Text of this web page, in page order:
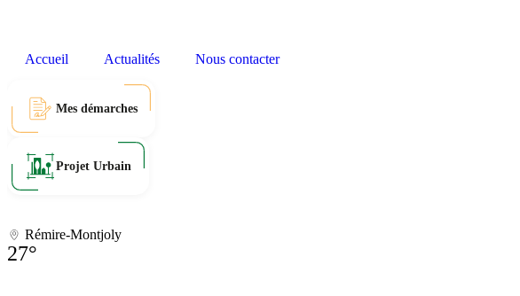
Accueil Actualités Nous contacter
Mes démarches
Projet Urbain
Rémire-Montjoly
27°